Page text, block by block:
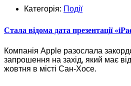
Категорія: Події
Стала відома дата презентації
Компанія Apple разослала
запрошення на захід, який має
жовтня в місті Сан-Хосе.